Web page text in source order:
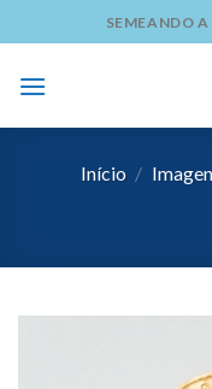
to
content
SEMEANDO
Início /